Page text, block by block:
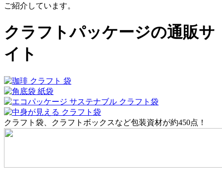
ご紹介しています。
クラフトパッケージの通販サ
イト
クラフト袋、クラフトボックスなど包装資材が約450点！